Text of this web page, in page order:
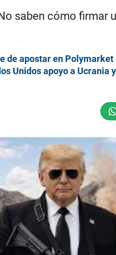
saben cómo firmar
de apostar en
Unidos apoyo a Ucrania